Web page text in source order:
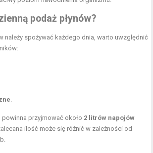
podaż płynów?
należy spożywać każdego dnia, warto uwzględnić
przyjmować około 2 litrów napojów
ilość może się różnić w zależności od